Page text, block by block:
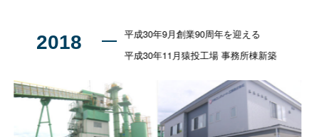
2018
平成30年9月創業90周年を迎える
平成30年11月猿投工場 事務所棟新築